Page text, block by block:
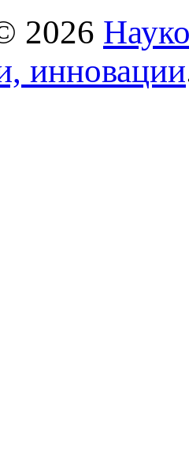
2026
инновации